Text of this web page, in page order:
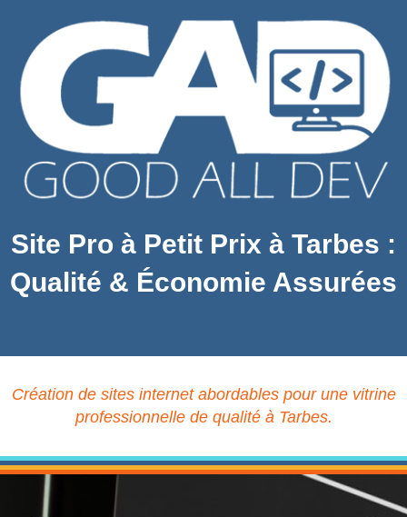
Site Pro à Petit Prix à Tarbes :
Qualité & Économie Assurées
Création de sites internet abordables pour une vitrine
professionnelle de qualité à Tarbes.